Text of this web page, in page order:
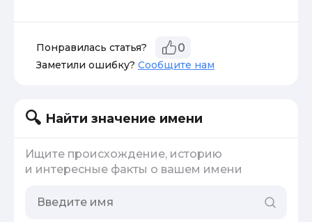
Понравилась статья? 0
Заметили ошибку? Сообщите нам
Найти значение имени
Ищите происхождение, историю
и интересные факты о вашем имени